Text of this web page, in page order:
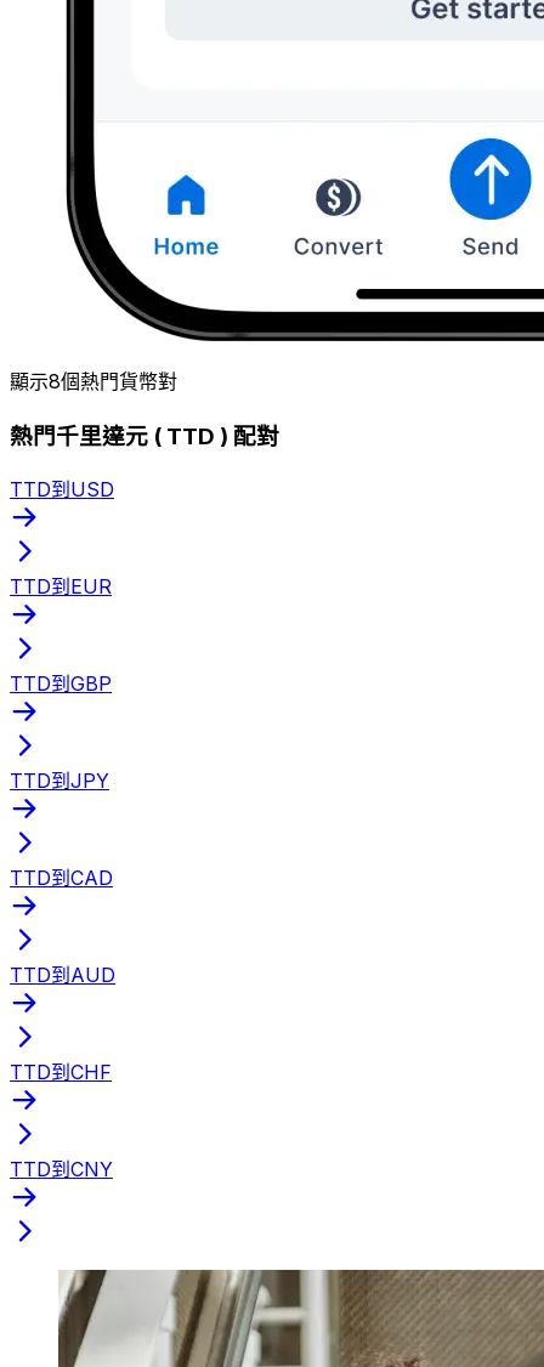
顯示8個熱門貨幣對
熱門千里達元 ( TTD ) 配對
TTD到USD
TTD到EUR
TTD到GBP
TTD到JPY
TTD到CAD
TTD到AUD
TTD到CHF
TTD到CNY